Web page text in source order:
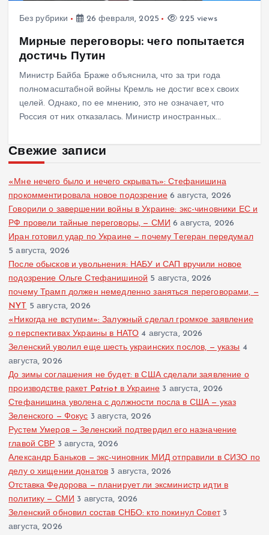
Без рубрики 26 февраля, 2025 225 views
Мирные переговоры: чего попытается
достичь Путин
Министр Байба Браже объяснила, что за три года
полномасштабной войны Кремль не достиг всех своих
целей. Однако, по ее мнению, это не означает, что
Россия от них отказалась. Министр иностранных…
Свежие записи
«Мне нечего было и нечего скрывать»: Стефанишина
прокомментировала новое подозрение 6 августа, 2026
Говорили о завершении войны в Украине: экс-чиновники ЕС и
РФ провели тайные переговоры, — СМИ 6 августа, 2026
Иран готовил удар по Украине — почему Тегеран передумал
5 августа, 2026
После обысков и увольнения: НАБУ и САП вручили новое
подозрение Ольге Стефанишиной 5 августа, 2026
почему Трамп должен немедленно заняться переговорами, —
NYT 5 августа, 2026
«Никогда не вступим»: Залужный сделал громкое заявление
о перспективах Украины в НАТО 4 августа, 2026
Зеленский уволил еще шесть украинских послов, — указы 4
августа, 2026
До зимы соглашения не будет: в США сделали заявление о
производстве ракет Patriot в Украине 3 августа, 2026
Стефанишина уволена с должности посла в США — указ
Зеленского — Фокус 3 августа, 2026
Рустем Умеров — Зеленский подтвердил его назначение
главой СВР 3 августа, 2026
Александр Баньков — экс-чиновник МИД отправили в СИЗО по
делу о хищении донатов 3 августа, 2026
Отставка Федорова — планирует ли эксминистр идти в
политику — СМИ 3 августа, 2026
Зеленский обновил состав СНБО: кто покинул Совет 3
августа, 2026